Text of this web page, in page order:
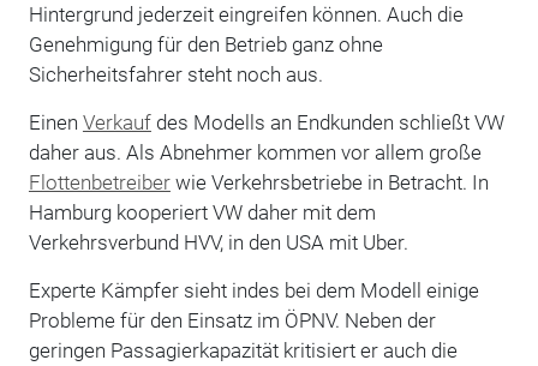
Hintergrund jederzeit eingreifen können. Auch die
Genehmigung für den Betrieb ganz ohne
Sicherheitsfahrer steht noch aus.
Einen Verkaufdes Modells an Endkunden schließt VW
daher aus. Als Abnehmer kommen vor allem große
Flottenbetreiberwie Verkehrsbetriebe in Betracht. In
Hamburg kooperiert VW daher mit dem
Verkehrsverbund HVV, in den USA mit Uber.
Experte Kämpfer sieht indes bei dem Modell einige
Probleme für den Einsatz im ÖPNV. Neben der
geringen Passagierkapazität kritisiert er auch die